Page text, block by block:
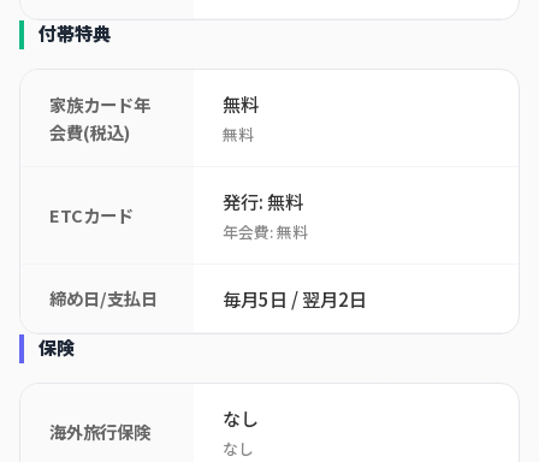
付帯特典
家族カード年
会費(税込)
無料
無料
ETCカード
発行: 無料
年会費: 無料
締め日/支払日 毎月5日 / 翌月2日
保険
海外旅行保険
なし
なし